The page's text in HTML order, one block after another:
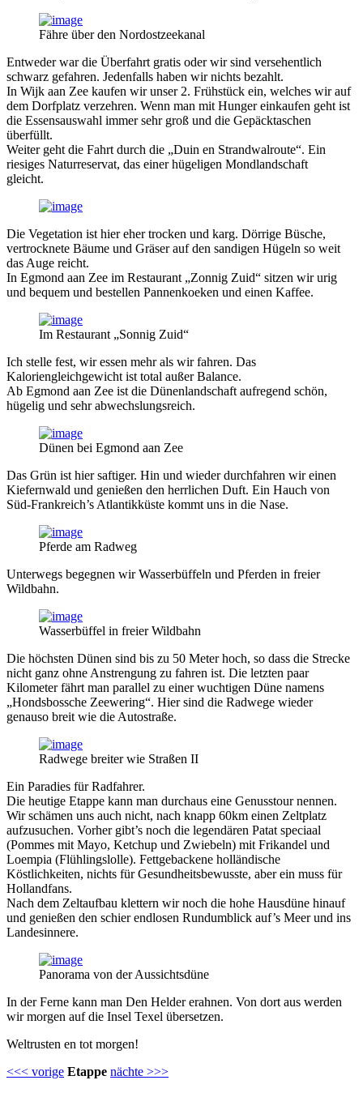
Fähre über den Nordostzeekanal
Entweder war die Überfahrt gratis oder wir sind versehentlich
schwarz gefahren. Jedenfalls haben wir nichts bezahlt.
In Wijk aan Zee kaufen wir unser 2. Frühstück ein, welches wir auf
dem Dorfplatz verzehren. Wenn man mit Hunger einkaufen geht ist
die Essensauswahl immer sehr groß und die Gepäcktaschen
überfüllt.
Weiter geht die Fahrt durch die „Duin en Strandwalroute“. Ein
riesiges Naturreservat, das einer hügeligen Mondlandschaft
gleicht.
Die Vegetation ist hier eher trocken und karg. Dörrige Büsche,
vertrocknete Bäume und Gräser auf den sandigen Hügeln so weit
das Auge reicht.
In Egmond aan Zee im Restaurant „Zonnig Zuid“ sitzen wir urig
und bequem und bestellen Pannenkoeken und einen Kaffee.
Im Restaurant „Sonnig Zuid“
Ich stelle fest, wir essen mehr als wir fahren. Das
Kaloriengleichgewicht ist total außer Balance.
Ab Egmond aan Zee ist die Dünenlandschaft aufregend schön,
hügelig und sehr abwechslungsreich.
Dünen bei Egmond aan Zee
Das Grün ist hier saftiger. Hin und wieder durchfahren wir einen
Kiefernwald und genießen den herrlichen Duft. Ein Hauch von
Süd-Frankreich’s Atlantikküste kommt uns in die Nase.
Pferde am Radweg
Unterwegs begegnen wir Wasserbüffeln und Pferden in freier
Wildbahn.
Wasserbüffel in freier Wildbahn
Die höchsten Dünen sind bis zu 50 Meter hoch, so dass die Strecke
nicht ganz ohne Anstrengung zu fahren ist. Die letzten paar
Kilometer fährt man parallel zu einer wuchtigen Düne namens
„Hondsbossche Zeewering“. Hier sind die Radwege wieder
genauso breit wie die Autostraße.
Radwege breiter wie Straßen II
Ein Paradies für Radfahrer.
Die heutige Etappe kann man durchaus eine Genusstour nennen.
Wir schämen uns auch nicht, nach knapp 60km einen Zeltplatz
aufzusuchen. Vorher gibt’s noch die legendären Patat speciaal
(Pommes mit Mayo, Ketchup und Zwiebeln) mit Frikandel und
Loempia (Flühlingslolle). Fettgebackene holländische
Köstlichkeiten, nichts für Gesundheitsbewusste, aber ein muss für
Hollandfans.
Nach dem Zeltaufbau klettern wir noch die hohe Hausdüne hinauf
und genießen den schier endlosen Rundumblick auf’s Meer und ins
Landesinnere.
Panorama von der Aussichtsdüne
In der Ferne kann man Den Helder erahnen. Von dort aus werden
wir morgen auf die Insel Texel übersetzen.
Weltrusten en tot morgen!
<<< vorige Etappe nächte >>>